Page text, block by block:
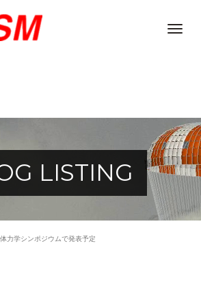
LISTING
力学シンポジウムで発表予定